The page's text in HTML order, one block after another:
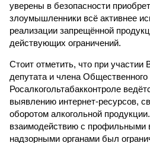
уверены в безопасности
злоумышленники всё активнее
реализации запрещённой
действующих ограничений.
Стоит отметить, что при участии
депутата и члена Общественного
Росалкогольтабакконтроле
выявлению интернет-ресурсов,
оборотом алкогольной
взаимодействию с профильными
надзорными органами был